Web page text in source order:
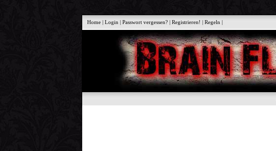
Home |Login |Passwort vergessen? |Registrieren! |Regeln |